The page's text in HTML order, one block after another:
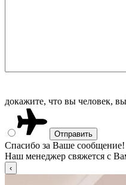
докажите, что вы человек,
Спасибо за Ваше сообщение!
Наш менеджер свяжется с